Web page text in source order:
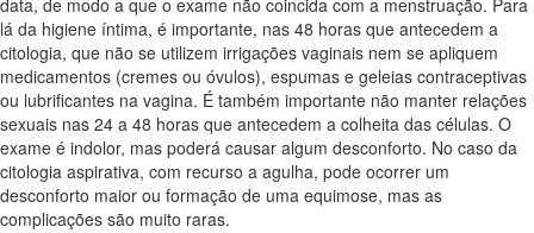
data, de modo a que o exame não coincida com a menstruação. Para
lá da higiene íntima, é importante, nas 48 horas que antecedem a
citologia, que não se utilizem irrigações vaginais nem se apliquem
medicamentos (cremes ou óvulos), espumas e geleias contraceptivas
ou lubrificantes na vagina. É também importante não manter relações
sexuais nas 24 a 48 horas que antecedem a colheita das células. O
exame é indolor, mas poderá causar algum desconforto. No caso da
citologia aspirativa, com recurso a agulha, pode ocorrer um
desconforto maior ou formação de uma equimose, mas as
complicações são muito raras.